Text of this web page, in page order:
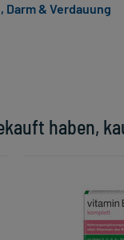
haben,
& Verdauung